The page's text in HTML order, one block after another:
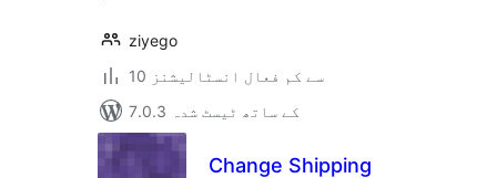
ziyego
10 سے کم فعال انسٹالیشنز
7.0.3 کے ساتھ ٹیسٹ شدہ
Change Shipping